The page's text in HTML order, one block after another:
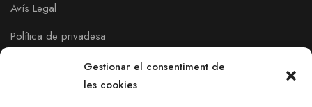
Gestionar el consentiment de
les cookies
Avís Legal
Política de privadesa
Política de Cookies